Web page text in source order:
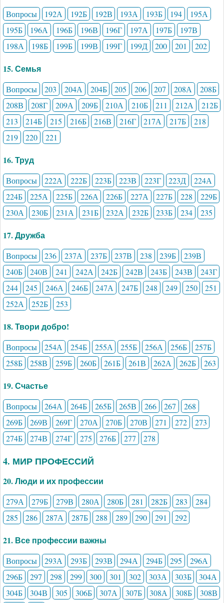
Вопросы 192А 192Б 192В 193А 193Б 194
195А
195Б
196А 196Б 196В 196Г 197А 197Б
197В
198А
198Б 199Б 199В 199Г 199Д 200 201 202
15. Семья
Вопросы 203 204А 204Б 205 206 207 208А
208Б
208В
208Г 209А 209Б 210А 210Б 211 212А
212Б
213
214Б 215 216Б 216В 216Г 217А 217Б
218
219
220 221
16. Труд
Вопросы 222А 222Б 223Б 223В 223Г 223Д
224А
224Б
225А 225Б 226А 226Б 227А 227Б 228
229Б
230А
230Б 231А 231Б 232А 232Б 233Б 234 235
17. Дружба
Вопросы 236 237А 237Б 237В 238 239Б
239В
240Б
240В 241 242А 242Б 242В 243Б 243В
243Г
244
245 246А 246Б 247А 247Б 248 249 250
251
252А
252Б 253
18. Твори добро!
Вопросы 254А 254Б 255А 255Б 256А 256Б
257Б
258Б
258В 259Б 260Б 261Б 261В 262А 262Б 263
19. Счастье
Вопросы 264А 264Б 265Б 265В 266 267
268
269Б
269В 269Г 270А 270Б 270В 271 272
273
274Б
274В 274Г 275 276Б 277 278
4. МИР ПРОФЕССИЙ
20. Люди и их профессии
279А 279Б 279В 280А 280Б 281 282Б 283
284
285
286 287А 287Б 288 289 290 291 292
21. Все профессии важны
Вопросы 293А 293Б 293В 294А 294Б 295
296А
296Б
297 298 299 300 301 302 303А 303Б
304А
304Б
304В 305 306Б 307А 307Б 308А 308Б
308В